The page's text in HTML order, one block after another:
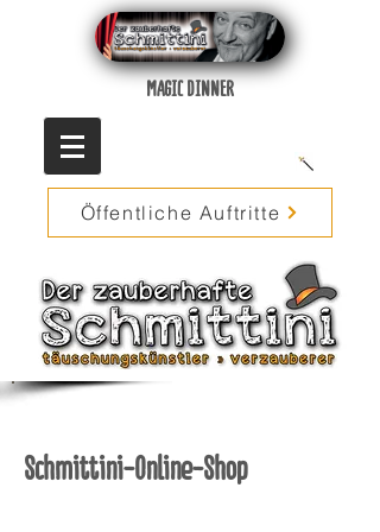
MAGIC DINNER
Öffentliche Auftritte
Schmittini-Online-Shop